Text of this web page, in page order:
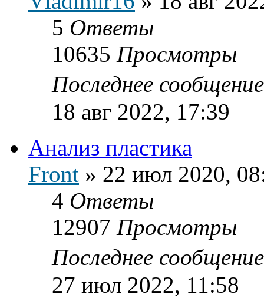
5 Ответы
10635 Просмотры
Последнее
18 авг 2022, 17:39
Анализ пластика
Front » 22 июл 2020,
4 Ответы
12907 Просмотры
Последнее
27 июл 2022, 11:58